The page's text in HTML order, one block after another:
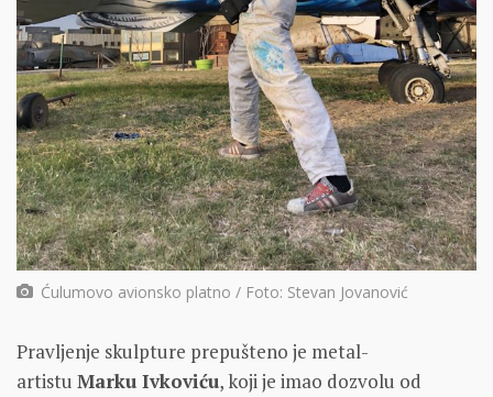
Ćulumovo avionsko platno / Foto: Stevan Jovanović
Pravljenje skulpture prepušteno je metal-
artistu Marku Ivkoviću, koji je imao dozvolu od